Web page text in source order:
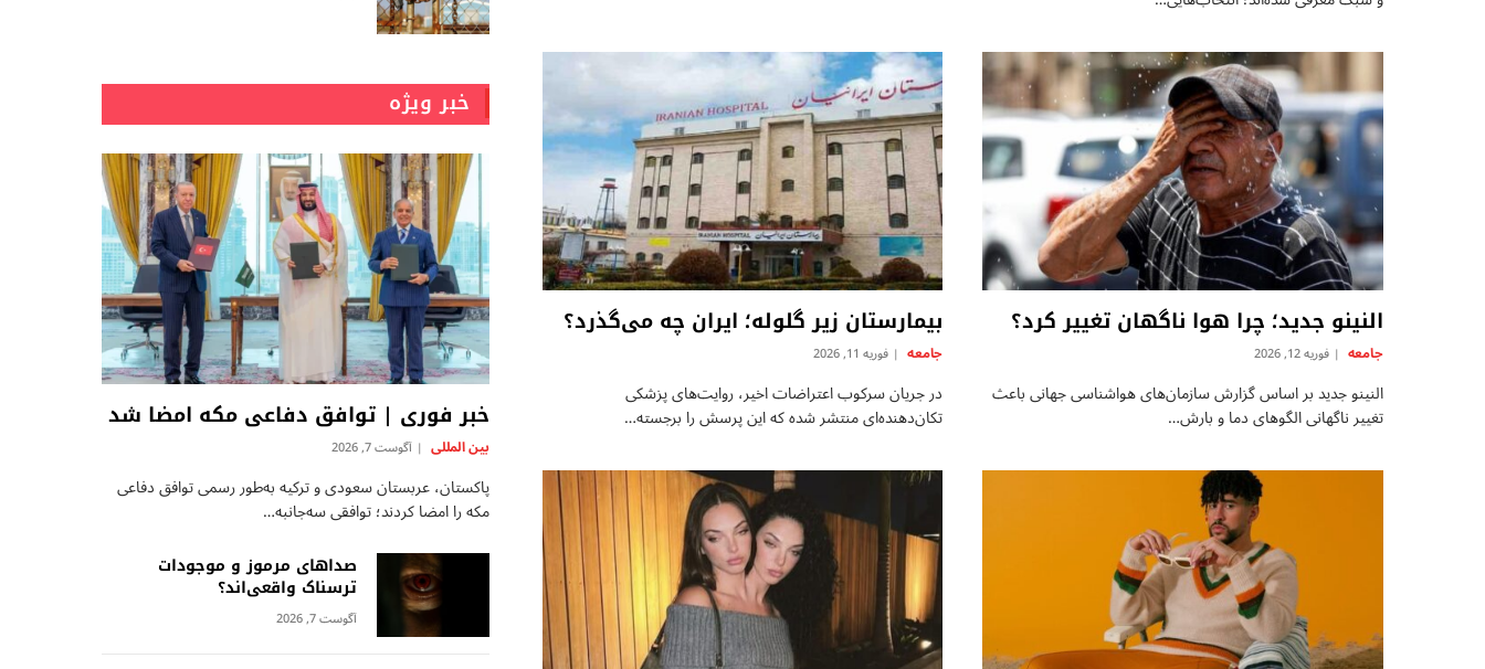
النینو جدید؛ چرا هوا ناگهان تغییر کرد؟
جامعه فوریه 12, 2026
النینو جدید بر اساس گزارش سازمان‌های هواشناسی جهانی باعث
تغییر ناگهانی الگوهای دما و بارش…
بیمارستان زیر گلوله؛ ایران چه می‌گذرد؟
جامعه فوریه 11, 2026
در جریان سرکوب اعتراضات اخیر، روایت‌های پزشکی
تکان‌دهنده‌ای منتشر شده که این پرسش را برجسته…
خبر ویژه
خبر فوری | توافق دفاعی مکه امضا شد
بين المللى آگوست 7, 2026
پاکستان، عربستان سعودی و ترکیه به‌طور رسمی توافق دفاعی
مکه را امضا کردند؛ توافقی سه‌جانبه…
صداهای مرموز و موجودات
ترسناک واقعی‌اند؟
آگوست 7, 2026